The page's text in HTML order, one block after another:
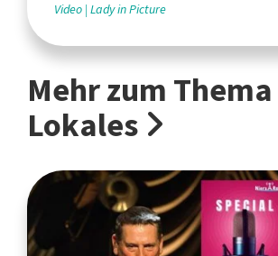
Video Lady in Picture
Mehr zum Thema
Lokales